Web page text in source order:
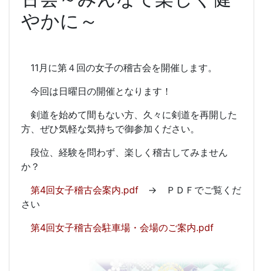
やかに～
11月に第４回の女子の稽古会を開催します。
今回は日曜日の開催となります！
剣道を始めて間もない方、久々に剣道を再開した
方、ぜひ気軽な気持ちで御参加ください。
段位、経験を問わず、楽しく稽古してみません
か？
第4回女子稽古会案内.pdf → ＰＤＦでご覧くだ
さい
第4回女子稽古会駐車場・会場のご案内.pdf